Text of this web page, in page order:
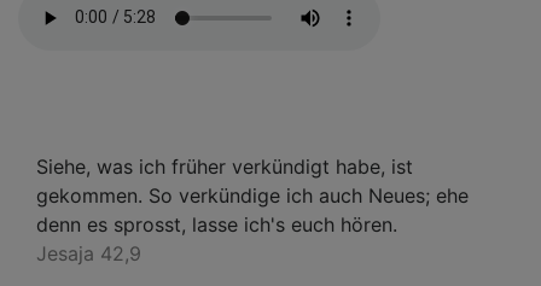
Siehe, was ich früher verkündigt habe, ist
gekommen. So verkündige ich auch Neues; ehe
denn es sprosst, lasse ich's euch hören.
Jesaja 42,9